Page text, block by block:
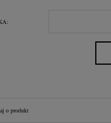
o produkt